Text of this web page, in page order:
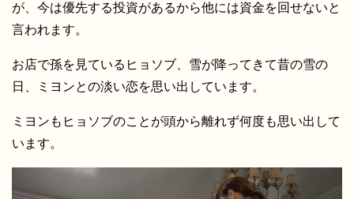
が、今は優先する投資があるから他には資金を回せないと
言われます。
お店で孫を見ているヒョソブ、雪が降ってきて昔の雪の
日、ミヨンとの淡い恋を思い出しています。
ミヨンもヒョソブのことが頭から離れず何度も思い出して
います。